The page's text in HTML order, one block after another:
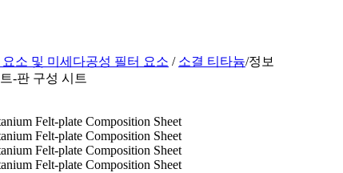
소 및 미세다공성 필터 요소 / 소결 티타늄/정보